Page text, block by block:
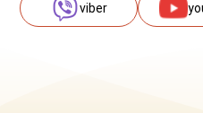
viber